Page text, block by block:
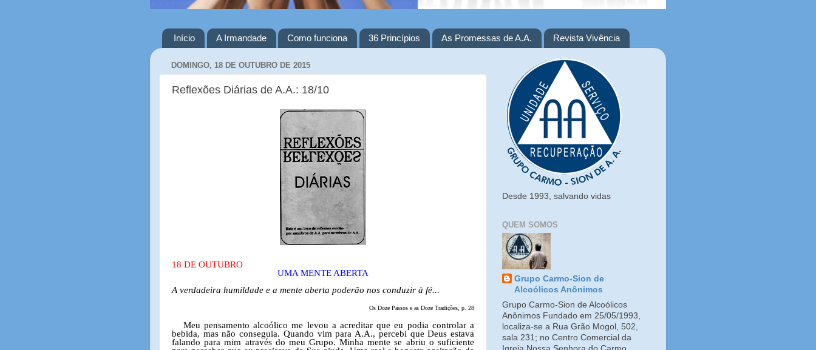
Início A Irmandade Como funciona 36 Princípios As Promessas de A.A. Revista Vivência
DOMINGO, 18 DE OUTUBRO DE 2015
Reflexões Diárias de A.A.: 18/10
18 DE OUTUBRO
UMA MENTE ABERTA
A verdadeira humildade e a mente aberta poderão nos conduzir à fé...
Os Doze Passos e as Doze Tradições, p. 28
Meu pensamento alcoólico me levou a acreditar que eu podia controlar a
bebida, mas não conseguia. Quando vim para A.A., percebi que Deus estava
falando para mim através do meu Grupo. Minha mente se abriu o suficiente
Desde 1993, salvando vidas
QUEM SOMOS
Grupo Carmo-Sion de
Alcoólicos Anônimos
Grupo Carmo-Sion de Alcoólicos
Anônimos Fundado em 25/05/1993,
localiza-se a Rua Grão Mogol, 502,
sala 231; no Centro Comercial da